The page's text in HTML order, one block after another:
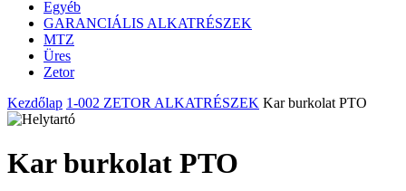
Egyéb
GARANCIÁLIS ALKATRÉSZEK
MTZ
Üres
Zetor
Kezdőlap 1-002 ZETOR ALKATRÉSZEK Kar burkolat PTO
Kar burkolat PTO